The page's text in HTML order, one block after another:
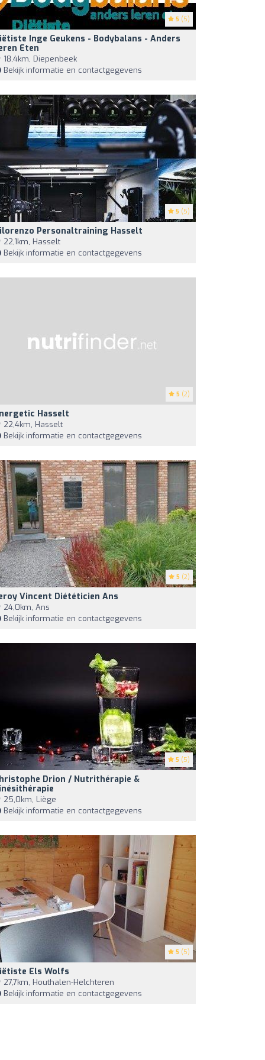
5 (5)
Inge Geukens - Bodybalans - Anders
Eten
18,4km, Diepenbeek
Bekijk informatie en contactgegevens
5 (5)
Personaltraining Hasselt
22,1km, Hasselt
Bekijk informatie en contactgegevens
5 (2)
Hasselt
22,4km, Hasselt
Bekijk informatie en contactgegevens
5 (2)
Vincent Diététicien Ans
24,0km, Ans
Bekijk informatie en contactgegevens
5 (5)
Drion / Nutrithérapie &
25,0km, Liège
Bekijk informatie en contactgegevens
5 (5)
Els Wolfs
27,7km, Houthalen-Helchteren
Bekijk informatie en contactgegevens